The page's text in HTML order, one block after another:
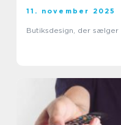
11. november 2025
Butiksdesign, der sælger